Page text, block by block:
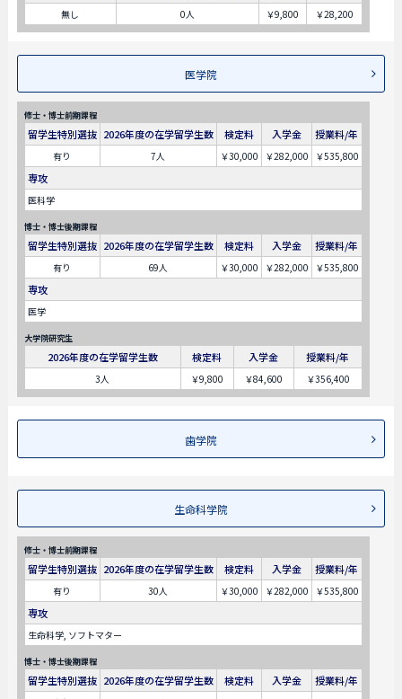
無し 0人 ￥9,800 ￥28,200
医学院
修士・博士前期課程
留学生特別選抜 2026年度の在学留学生数 検定料 入学金 授業料/年
有り 7人 ￥30,000 ￥282,000 ￥535,800
専攻
医科学
博士・博士後期課程
留学生特別選抜 2026年度の在学留学生数 検定料 入学金 授業料/年
有り 69人 ￥30,000 ￥282,000 ￥535,800
専攻
医学
大学院研究生
2026年度の在学留学生数 検定料 入学金 授業料/年
3人 ￥9,800 ￥84,600 ￥356,400
歯学院
生命科学院
修士・博士前期課程
留学生特別選抜 2026年度の在学留学生数 検定料 入学金 授業料/年
有り 30人 ￥30,000 ￥282,000 ￥535,800
専攻
生命科学, ソフトマター
博士・博士後期課程
留学生特別選抜 2026年度の在学留学生数 検定料 入学金 授業料/年